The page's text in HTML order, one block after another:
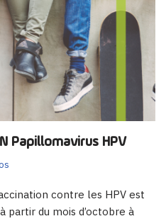
Papillomavirus HPV
contre les HPV est
partir du mois d’octobre à